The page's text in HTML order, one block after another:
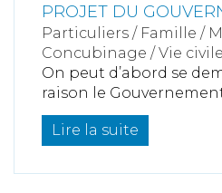
PROJET DU
Particuliers / Famille /
Concubinage / Vie civile
On peut d’abord se
raison le
Lire la suite